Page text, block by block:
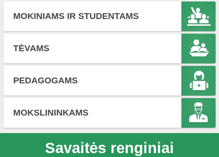
MOKINIAMS IR STUDENTAMS
TĖVAMS
PEDAGOGAMS
MOKSLININKAMS
Savaitės renginiai